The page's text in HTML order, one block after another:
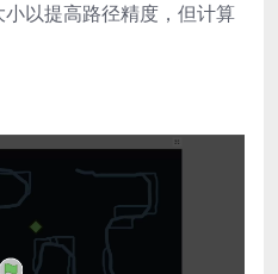
以提高路径精度，但计算